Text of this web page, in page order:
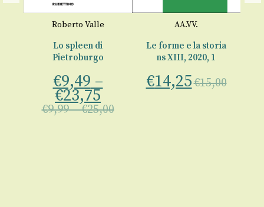
Roberto Valle
Lo spleen di
Pietroburgo
€9,49 –
€23,75
€9,99–€25,00
AA.VV.
Le forme e la storia
ns XIII, 2020, 1
€14,25€15,00